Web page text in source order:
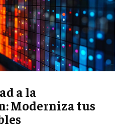
a la
Moderniza tus